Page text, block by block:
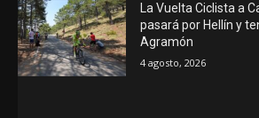
La Vuelta Ciclista a
pasará por Hellín y
Agramón
4 agosto, 2026